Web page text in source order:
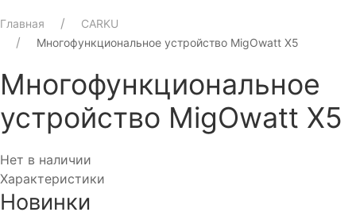
Главная
CARKU
Многофункциональное устройство MigOwatt X5
Многофункциональное
устройство MigOwatt X5
Нет в наличии
Характеристики
Новинки